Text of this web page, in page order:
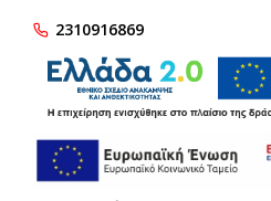
2310916869